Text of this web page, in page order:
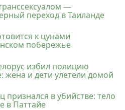
—
переход в Таиланде
к цунами
побережье
избил полицию
жена и дети улетели домой
признался в убийстве: тело
в Паттайе